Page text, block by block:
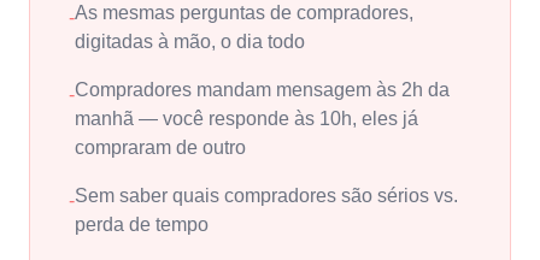
-As mesmas perguntas de compradores,
digitadas à mão, o dia todo
-Compradores mandam mensagem às 2h da
manhã — você responde às 10h, eles já
compraram de outro
-Sem saber quais compradores são sérios vs.
perda de tempo